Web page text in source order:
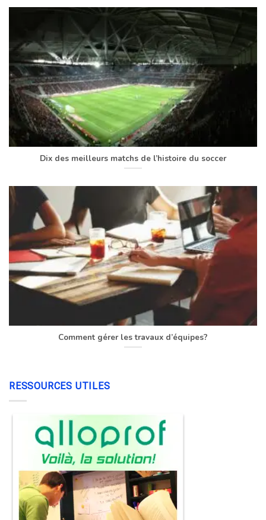
Dix des meilleurs matchs de l’histoire du soccer
Comment gérer les travaux d’équipes?
RESSOURCES UTILES